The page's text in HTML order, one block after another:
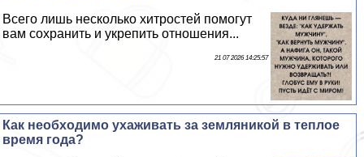
Всего лишь несколько хитростей помогут
вам сохранить и укрепить отношения...
21 07 2026 14:25:57
Как необходимо ухаживать за земляникой в теплое
время года?